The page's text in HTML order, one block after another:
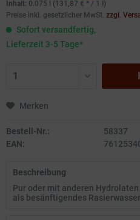
Inhalt: 0.075 l (131,87 € * / 1 l)
Preise inkl. gesetzlicher MwSt. zzgl.
Sofort versandfertig,
Lieferzeit 3-5 Tage*
Merken
Bestell-Nr.:
58337
EAN:
Beschreibung
Pur oder mit anderen
als besänftigendes